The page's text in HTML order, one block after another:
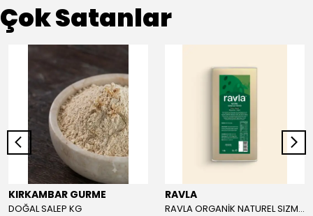
Çok Satanlar
KIRKAMBAR GURME
DOĞAL SALEP KG
RAVLA
RAVLA ORGANİK NATUREL SIZMA ZEYTİNYAĞI 5L